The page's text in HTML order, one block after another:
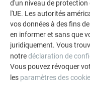
dans sa pratique.
technique PREFA, il a
une session de
chez Les Compagnons
Depuis, il les utilise
techniques, leur
d'un niveau de
l'UE. Les autorités
vos données à des fins
en informer et sans que
juridiquement. Vous
notredéclaration de
Vous pouvez révoquer
les paramètres des